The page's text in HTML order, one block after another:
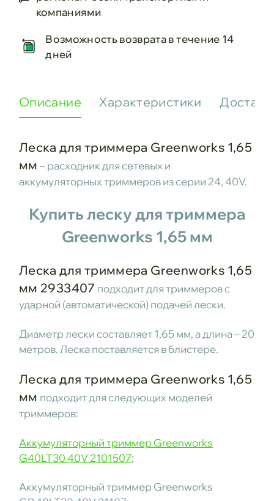
компаниями
Возможность возврата в течение 14
дней
Описание Характеристики
Леска для триммера Greenworks 1,65
мм – расходник для сетевых и
аккумуляторных триммеров из серии 24, 40V.
Купить леску для триммера
Greenworks 1,65 мм
Леска для триммера Greenworks 1,65
мм 2933407 подходит для триммеров с
ударной (автоматической) подачей лески.
Диаметр лески составляет 1,65 мм, а длина – 20
метров. Леска поставляется в блистере.
Леска для триммера Greenworks 1,65
мм подходит для следующих моделей
триммеров:
Аккумуляторный триммер Greenworks
G40LT30 40V 2101507;
Аккумуляторный триммер Greenworks